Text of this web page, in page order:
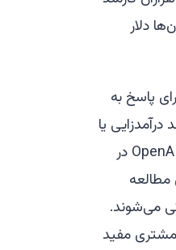
دلار
پاسخ به
یا
کاهش هزینه‌ها را به دنبال داشته باشد. (البته این دو می‌توانند با هم ترکیب شوند.) OpenAI در
می‌شوند.
مفید